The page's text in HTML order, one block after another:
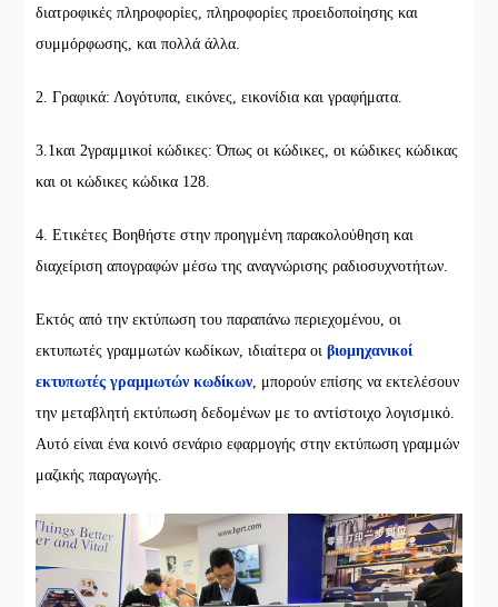
διατροφικές πληροφορίες, πληροφορίες προειδοποίησης και
συμμόρφωσης, και πολλά άλλα.
2. Γραφικά: Λογότυπα, εικόνες, εικονίδια και γραφήματα.
3.1και 2γραμμικοί κώδικες: Όπως οι κώδικες, οι κώδικες κώδικας
και οι κώδικες κώδικα 128.
4. Ετικέτες Βοηθήστε στην προηγμένη παρακολούθηση και
διαχείριση απογραφών μέσω της αναγνώρισης ραδιοσυχνοτήτων.
Εκτός από την εκτύπωση του παραπάνω περιεχομένου, οι
εκτυπωτές γραμμωτών κωδίκων, ιδιαίτερα οιβιομηχανικοί
εκτυπωτές γραμμωτών κωδίκων, μπορούν επίσης να εκτελέσουν
την μεταβλητή εκτύπωση δεδομένων με το αντίστοιχο λογισμικό.
Αυτό είναι ένα κοινό σενάριο εφαρμογής στην εκτύπωση γραμμών
μαζικής παραγωγής.